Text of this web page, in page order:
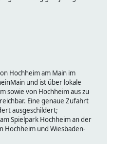
Hochheim am Main im
und ist über lokale
sowie von Hochheim aus zu
Eine genaue Zufahrt
ausgeschildert;
Spielpark Hochheim an der
Hochheim und Wiesbaden-